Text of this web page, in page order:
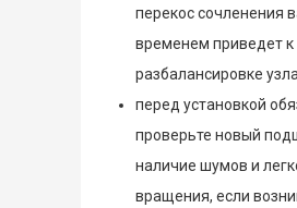
перекос сочленения
временем приведет к
разбалансировке узла.
перед установкой
проверьте новый
наличие шумов и
вращения, если